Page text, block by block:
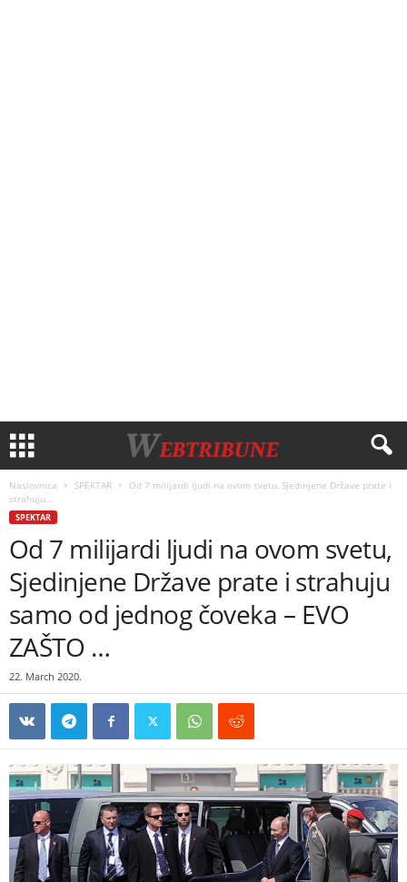
Naslovnica SPEKTAR
Od 7 milijardi ljudi na ovom svetu, Sjedinjene Države prate i
strahuju...
SPEKTAR
Od 7 milijardi ljudi na ovom svetu,
Sjedinjene Države prate i strahuju
samo od jednog čoveka – EVO
ZAŠTO …
22. March 2020.